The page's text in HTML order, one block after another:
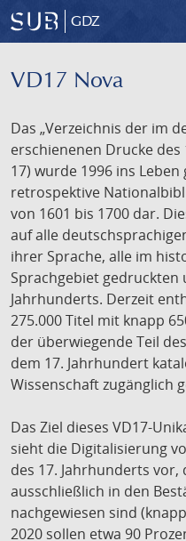
GDZ
VD17 Nova
Das „Verzeichnis der im
erschienenen Drucke des
17) wurde 1996 ins
retrospektive
von 1601 bis 1700 dar.
auf alle
ihrer Sprache, alle im
Sprachgebiet gedruckten
Jahrhunderts. Derzeit
275.000 Titel mit knapp
der überwiegende Teil
dem 17. Jahrhundert
Wissenschaft zugänglich
Das Ziel dieses VD17-
sieht die Digitalisierung
des 17. Jahrhunderts
ausschließlich in den
nachgewiesen sind
2020 sollen etwa 90